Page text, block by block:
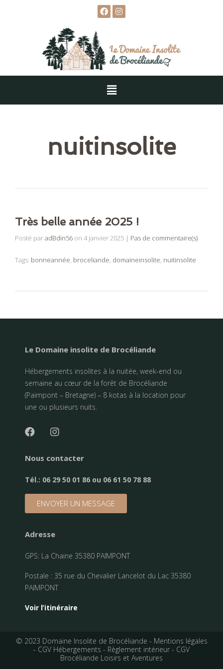
nuitinsolite
Très belle année 2025 !
Posté paradBdin56 on 4 janvier 2025 | Pas de commentaire(s)
Tags: bonneannée, broceliande, domaineinsolite, nuitinsolite
Le Domaine insolite de Brocéliande
Hébergements insolites à la nuitée, week-end ou
semaine au cœur de la forêt de Brocéliande
(Paimpont – Bretagne) – 8 kotas à la location pour
une ou plusieurs nuits.
Nous contacter
Tél.: 06 29 50 01 86 ou 06 61 50 78 88
ENVOYER UN MESSAGE
Adresse
GPS: La Chaine 35380 PAIMPONT
Postale : 35 rue du Chevalier Lancelot du Lac 35380
PAIMPONT
Voir l’itinéraire
© 2023 Domaine Insolite de Brocéliande - Mentions légales
- CGV Hébergements - Règlement intérieur - CGV
Brocéliande Loisirs et Aventures